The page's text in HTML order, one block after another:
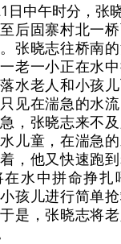
日中午时分，张
后固寨村北一
张晓志往桥南
老一小正在水
水老人和小孩
见在湍急的水
，张晓志来不
儿童，在湍急
，他又快速跑
水中拼命挣
孩儿进行简单
是，张晓志将